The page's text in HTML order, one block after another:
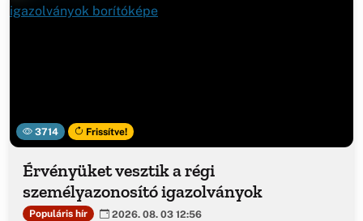
3714 Frissítve!
Érvényüket vesztik a régi
személyazonosító igazolványok
Populáris hír 2026. 08. 03 12:56